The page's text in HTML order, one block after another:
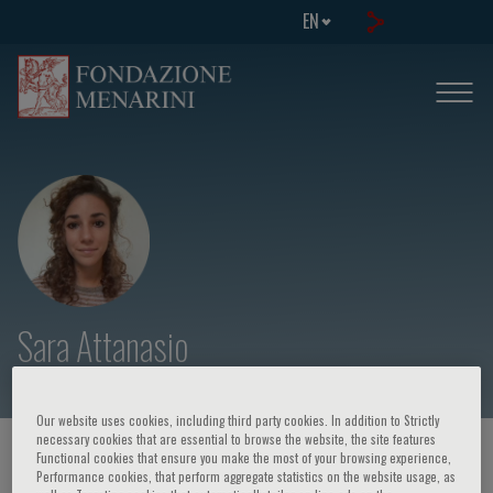
EN
Sara Attanasio
HOME PAGE / COURSES AND EVENTS / SPEAKER
Our website uses cookies, including third party cookies. In addition to Strictly
necessary cookies that are essential to browse the website, the site features
Functional cookies that ensure you make the most of your browsing experience,
Performance cookies, that perform aggregate statistics on the website usage, as